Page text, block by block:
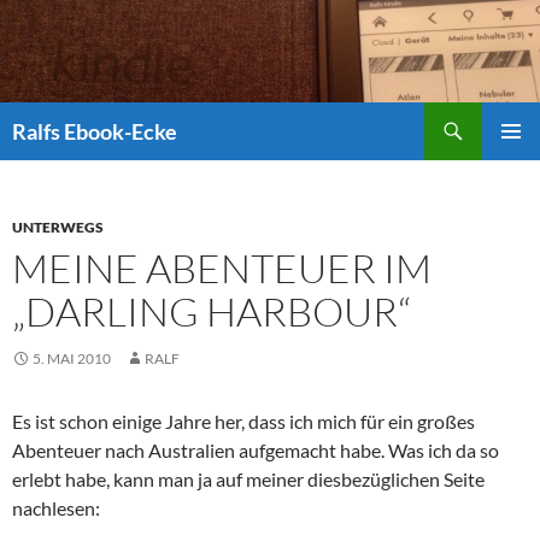
Ralfs Ebook-Ecke
UNTERWEGS
MEINE ABENTEUER IM
„DARLING HARBOUR“
5. MAI 2010 RALF
Es ist schon einige Jahre her, dass ich mich für ein großes
Abenteuer nach Australien aufgemacht habe. Was ich da so
erlebt habe, kann man ja auf meiner diesbezüglichen Seite
nachlesen: